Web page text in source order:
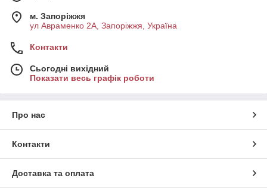
м. Запоріжжя
ул Авраменко 2А, Запоріжжя, Україна
Контакти
Сьогодні вихідний
Показати весь графік роботи
Про нас
Контакти
Доставка та оплата